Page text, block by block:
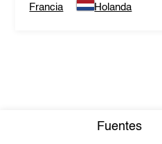
Francia
Holanda
Fuentes